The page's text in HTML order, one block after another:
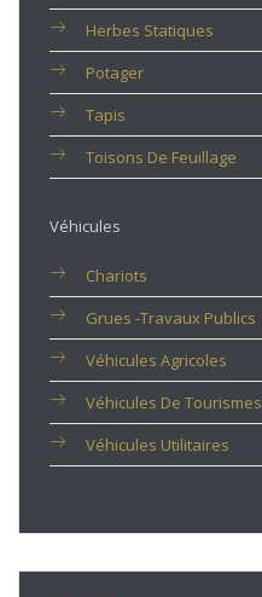
Herbes Statiques
Potager
Tapis
Toisons De Feuillage
Véhicules
Chariots
Grues -travaux Publics
Véhicules Agricoles
Véhicules De Tourismes
Véhicules Utilitaires